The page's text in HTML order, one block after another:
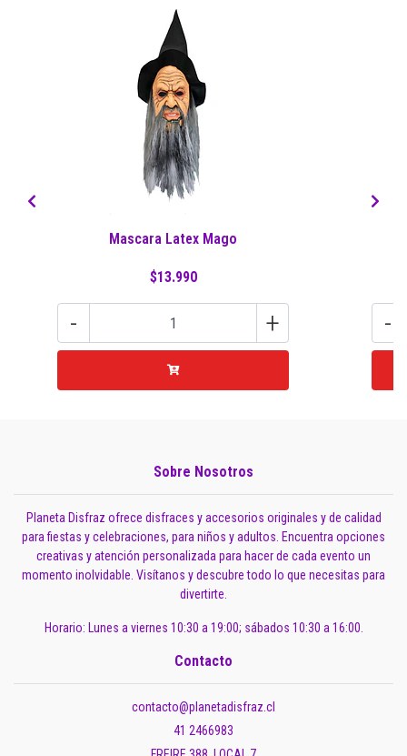
Mascara Latex Mago
$13.990
- + -
Sobre Nosotros
Planeta Disfraz ofrece disfraces y accesorios originales y de calidad
para fiestas y celebraciones, para niños y adultos. Encuentra opciones
creativas y atención personalizada para hacer de cada evento un
momento inolvidable. Visítanos y descubre todo lo que necesitas para
divertirte.
Horario: Lunes a viernes 10:30 a 19:00; sábados 10:30 a 16:00.
Contacto
contacto@planetadisfraz.cl
41 2466983